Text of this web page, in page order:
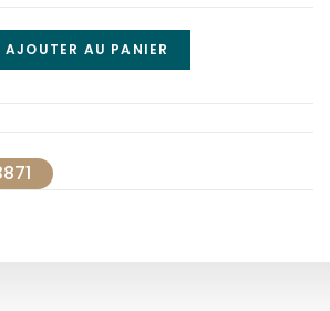
AJOUTER AU PANIER